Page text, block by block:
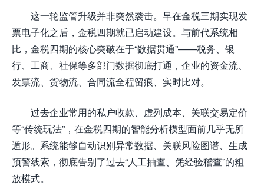
这一轮监管升级并非突然袭击。早在金税三期实现发
票电子化之后，金税四期就已启动建设。与前代系统相
比，金税四期的核心突破在于“数据贯通”——税务、银
行、工商、社保等多部门数据彻底打通，企业的资金流、
发票流、货物流、合同流全程留痕、实时比对。
过去企业常用的私户收款、虚列成本、关联交易定价
等“传统玩法”，在金税四期的智能分析模型面前几乎无所
遁形。系统能够自动识别异常数据、关联风险图谱、生成
预警线索，彻底告别了过去“人工抽查、凭经验稽查”的粗
放模式。